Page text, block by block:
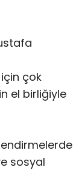
için çok
el birliğiyle
sosyal